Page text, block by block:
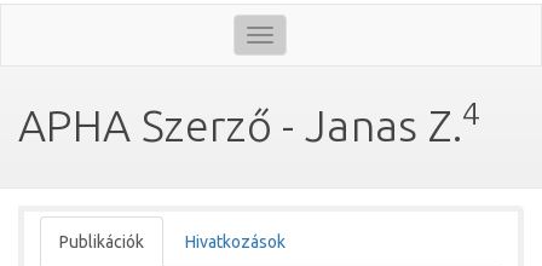
Toggle
navigation
APHA Szerző - Janas Z.4
Publikációk Hivatkozások